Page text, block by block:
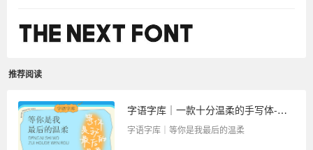
推荐阅读
字语字库｜一款十分温柔的手写体-等你是我最后的温柔
字语字库｜等你是我最后的温柔